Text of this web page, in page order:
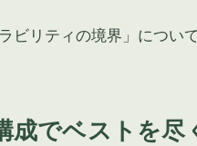
ビリティの境界」につい
成でベストを